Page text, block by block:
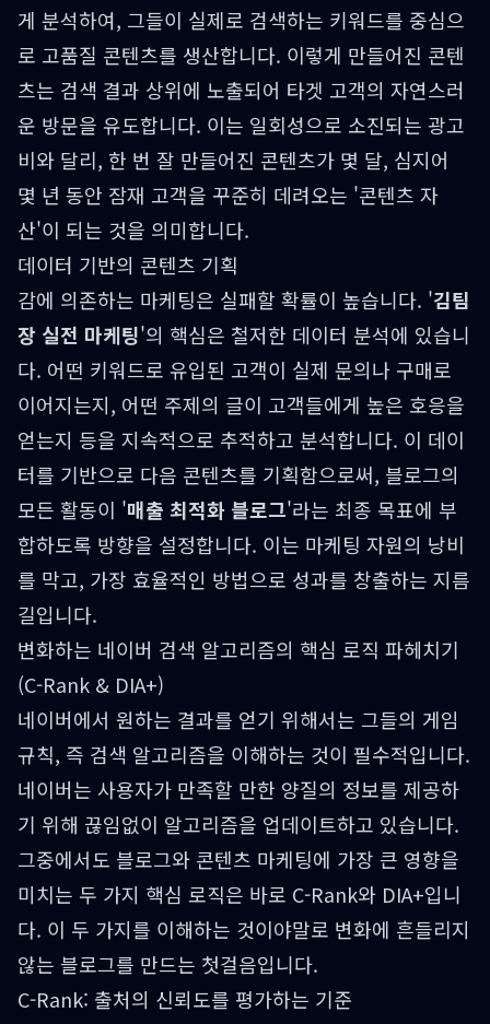
게 분석하여, 그들이 실제로 검색하는 키워드를 중심으
로 고품질 콘텐츠를 생산합니다. 이렇게 만들어진 콘텐
츠는 검색 결과 상위에 노출되어 타겟 고객의 자연스러
운 방문을 유도합니다. 이는 일회성으로 소진되는 광고
비와 달리, 한 번 잘 만들어진 콘텐츠가 몇 달, 심지어
몇 년 동안 잠재 고객을 꾸준히 데려오는 '콘텐츠 자
산'이 되는 것을 의미합니다.
데이터 기반의 콘텐츠 기획
감에 의존하는 마케팅은 실패할 확률이 높습니다. '김팀
장 실전 마케팅'의 핵심은 철저한 데이터 분석에 있습니
다. 어떤 키워드로 유입된 고객이 실제 문의나 구매로
이어지는지, 어떤 주제의 글이 고객들에게 높은 호응을
얻는지 등을 지속적으로 추적하고 분석합니다. 이 데이
터를 기반으로 다음 콘텐츠를 기획함으로써, 블로그의
모든 활동이 '매출 최적화 블로그'라는 최종 목표에 부
합하도록 방향을 설정합니다. 이는 마케팅 자원의 낭비
를 막고, 가장 효율적인 방법으로 성과를 창출하는 지름
길입니다.
변화하는 네이버 검색 알고리즘의 핵심 로직 파헤치기
(C-Rank & DIA+)
네이버에서 원하는 결과를 얻기 위해서는 그들의 게임
규칙, 즉 검색 알고리즘을 이해하는 것이 필수적입니다.
네이버는 사용자가 만족할 만한 양질의 정보를 제공하
기 위해 끊임없이 알고리즘을 업데이트하고 있습니다.
그중에서도 블로그와 콘텐츠 마케팅에 가장 큰 영향을
미치는 두 가지 핵심 로직은 바로 C-Rank와 DIA+입니
다. 이 두 가지를 이해하는 것이야말로 변화에 흔들리지
않는 블로그를 만드는 첫걸음입니다.
C-Rank: 출처의 신뢰도를 평가하는 기준